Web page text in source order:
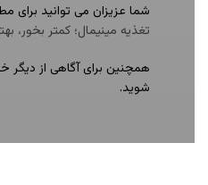
شما عزیزان می توانید برای
تغذیه مینیمال؛ کمتر بخور،
همچنین برای آگاهی از دیگر
شوید.